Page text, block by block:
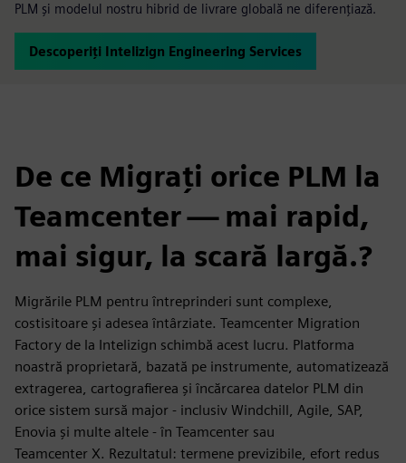
PLM și modelul nostru hibrid de livrare globală ne diferențiază.
Descoperiți Intelizign Engineering Services
De ce Migrați orice PLM la
Teamcenter — mai rapid,
mai sigur, la scară largă.?
Migrările PLM pentru întreprinderi sunt complexe,
costisitoare și adesea întârziate. Teamcenter Migration
Factory de la Intelizign schimbă acest lucru. Platforma
noastră proprietară, bazată pe instrumente, automatizează
extragerea, cartografierea și încărcarea datelor PLM din
orice sistem sursă major - inclusiv Windchill, Agile, SAP,
Enovia și multe altele - în Teamcenter sau
Teamcenter X. Rezultatul: termene previzibile, efort redus